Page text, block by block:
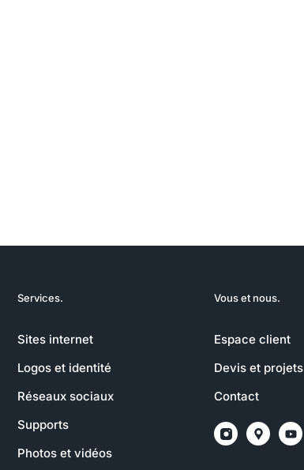
Services.
Sites internet
Logos et identité
Réseaux sociaux
Supports
Photos et vidéos
Vous et nous.
Espace client
Devis et projets
Contact